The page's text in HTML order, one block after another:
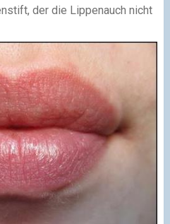
der die Lippenauch nicht